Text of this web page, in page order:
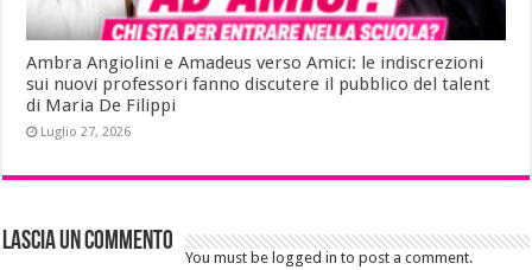
Ambra Angiolini e Amadeus verso Amici: le indiscrezioni
sui nuovi professori fanno discutere il pubblico del talent
di Maria De Filippi
Luglio 27, 2026
Lascia un commento
You must be logged in to post a comment.